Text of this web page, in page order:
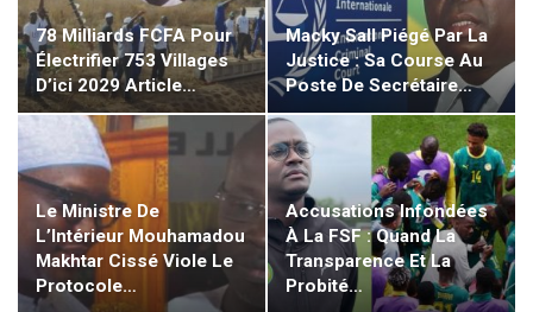
78 Milliards FCFA Pour
Électrifier 753 Villages
D’ici 2029 Article…
Macky Sall Piégé Par La
Justice : Sa Course Au
Poste De Secrétaire…
Le Ministre De
L’Intérieur Mouhamadou
Makhtar Cissé Viole Le
Protocole…
Accusations Infondées
À La FSF : Quand La
Transparence Et La
Probité…